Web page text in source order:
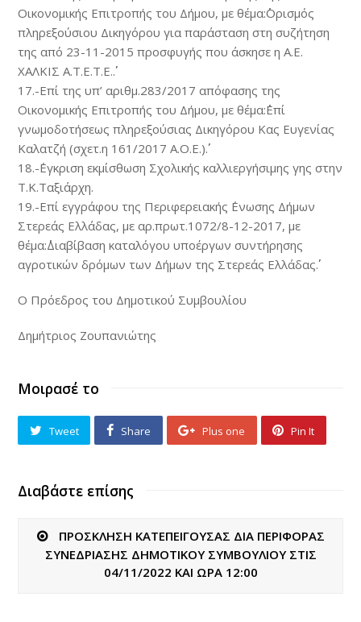
Οικονομικής Επιτροπής του Δήμου, με θέμα:΄΄Ορισμός
πληρεξούσιου Δικηγόρου για παράσταση στη συζήτηση
της από 23-11-2015 προσφυγής που άσκησε η Α.Ε.
ΧΑΛΚΙΣ Α.Τ.Ε.Τ.Ε.΄΄.
17.-Επί της υπ’ αριθμ.283/2017 απόφασης της
Οικονομικής Επιτροπής του Δήμου, με θέμα:΄΄Επί
γνωμοδοτήσεως πληρεξούσιας Δικηγόρου Κας Ευγενίας
Καλατζή (σχετ.η 161/2017 Α.Ο.Ε.)΄΄.
18.-΄Εγκριση εκμίσθωση Σχολικής καλλιεργήσιμης γης στην
Τ.Κ.Ταξιάρχη.
19.-Επί εγγράφου της Περιφερειακής ΄Ενωσης Δήμων
Στερεάς Ελλάδας, με αρ.πρωτ.1072/8-12-2017, με
θέμα:΄΄Διαβίβαση καταλόγου υποέργων συντήρησης
αγροτικών δρόμων των Δήμων της Στερεάς Ελλάδας΄΄.
Ο Πρόεδρος του Δημοτικού Συμβουλίου
Δημήτριος Ζουπανιώτης
Μοιρασέ το
Tweet Share Plus one Pin It
Διαβάστε επίσης
ΠΡΟΣΚΛΗΣΗ ΚΑΤΕΠΕΙΓΟΥΣΑΣ ΔΙΑ ΠΕΡΙΦΟΡΑΣ
ΣΥΝΕΔΡΙΑΣΗΣ ΔΗΜΟΤΙΚΟΥ ΣΥΜΒΟΥΛΙΟΥ ΣΤΙΣ
04/11/2022 ΚΑΙ ΩΡΑ 12:00